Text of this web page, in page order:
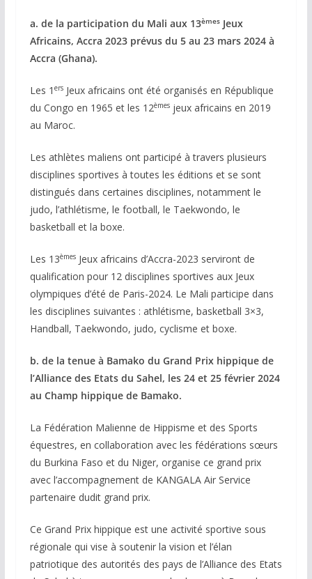
a. de la participation du Mali aux 13èmesJeux
Africains, Accra 2023 prévus du 5 au 23 mars 2024 à
Accra (Ghana).
Les 1 ersJeux africains ont été organisés en République
du Congo en 1965 et les 12èmesjeux africains en 2019
au Maroc.
Les athlètes maliens ont participé à travers plusieurs
disciplines sportives à toutes les éditions et se sont
distingués dans certaines disciplines, notamment le
judo, l’athlétisme, le football, le Taekwondo, le
basketball et la boxe.
Les 13èmesJeux africains d’Accra-2023 serviront de
qualification pour 12 disciplines sportives aux Jeux
olympiques d’été de Paris-2024. Le Mali participe dans
les disciplines suivantes : athlétisme, basketball 3×3,
Handball, Taekwondo, judo, cyclisme et boxe.
b. de la tenue à Bamako du Grand Prix hippique de
l’Alliance des Etats du Sahel, les 24 et 25 février 2024
au Champ hippique de Bamako.
La Fédération Malienne de Hippisme et des Sports
équestres, en collaboration avec les fédérations sœurs
du Burkina Faso et du Niger, organise ce grand prix
avec l’accompagnement de KANGALA Air Service
partenaire dudit grand prix.
Ce Grand Prix hippique est une activité sportive sous
régionale qui vise à soutenir la vision et l’élan
patriotique des autorités des pays de l’Alliance des Etats